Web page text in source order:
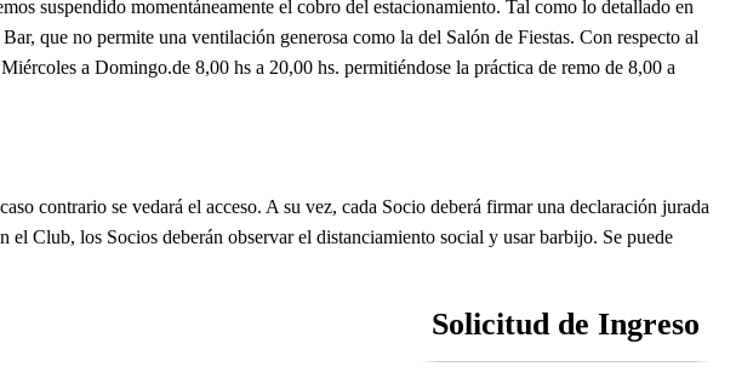
suspendido momentáneamente el cobro del estacionamiento. Tal como lo detallado en
que no permite una ventilación generosa como la del Salón de Fiestas. Con respecto al
a Domingo.de 8,00 hs a 20,00 hs. permitiéndose la práctica de remo de 8,00 a
contrario se vedará el acceso. A su vez, cada Socio deberá firmar una declaración jurada
el Club, los Socios deberán observar el distanciamiento social y usar barbijo. Se puede
Solicitud de Ingreso